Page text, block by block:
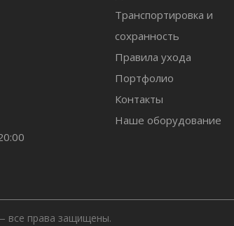
Транспортировка и
сохранность
Правила ухода
Портфолио
Контакты
Наше оборудование
все права защищены.